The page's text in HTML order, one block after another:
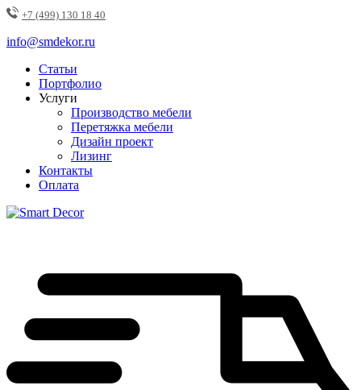
+7 (499) 130 18 40
info@smdekor.ru
Статьи
Портфолио
Услуги
Производство мебели
Перетяжка мебели
Дизайн проект
Лизинг
Контакты
Оплата